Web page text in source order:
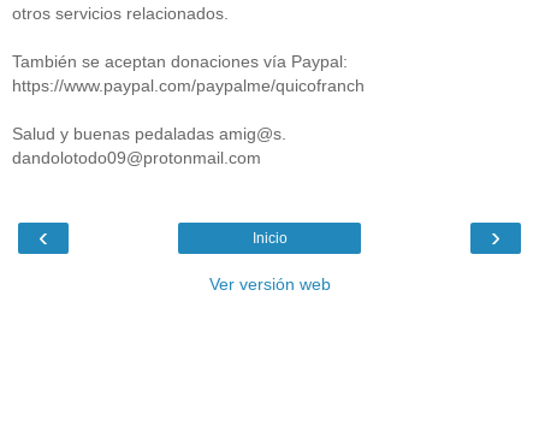
otros servicios relacionados.
También se aceptan donaciones vía Paypal:
https://www.paypal.com/paypalme/quicofranch
Salud y buenas pedaladas amig@s.
dandolotodo09@protonmail.com
‹ ›
Inicio
Ver versión web